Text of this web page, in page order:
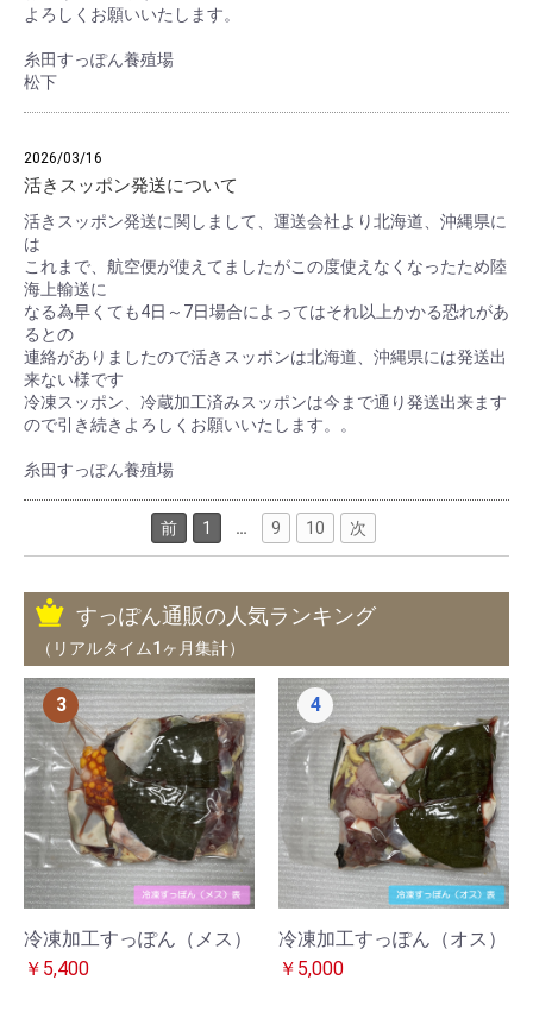
よろしくお願いいたします。
糸田すっぽん養殖場
松下
2026/03/16
活きスッポン発送について
活きスッポン発送に関しまして、運送会社より北海道、沖縄県に
は
これまで、航空便が使えてましたがこの度使えなくなったため陸
海上輸送に
なる為早くても4日～7日場合によってはそれ以上かかる恐れがあ
るとの
連絡がありましたので活きスッポンは北海道、沖縄県には発送出
来ない様です
冷凍スッポン、冷蔵加工済みスッポンは今まで通り発送出来ます
ので引き続きよろしくお願いいたします。。
糸田すっぽん養殖場
前 1 … 9 10 次
すっぽん通販の人気ランキング
（リアルタイム1ヶ月集計）
冷凍加工すっぽん（メス）
￥5,400
3
冷凍加工すっぽん（オス）
￥5,000
4